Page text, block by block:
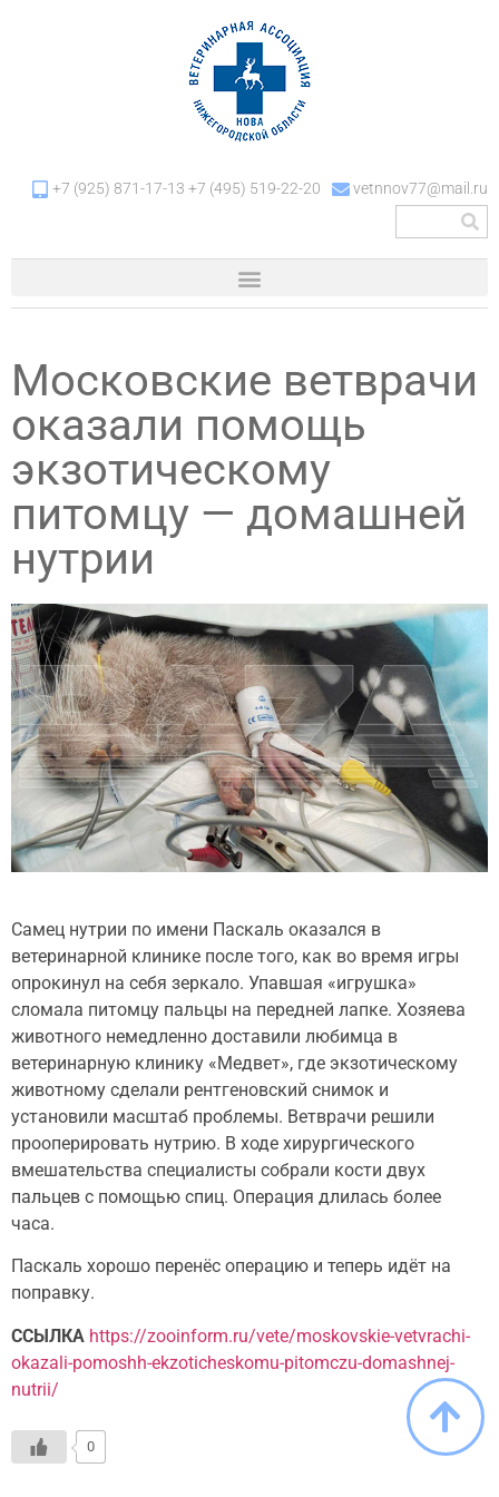
+7 (925) 871-17-13 +7 (495) 519-22-20 vetnnov77@mail.ru
Московские ветврачи
оказали помощь
экзотическому
питомцу — домашней
нутрии
Самец нутрии по имени Паскаль оказался в
ветеринарной клинике после того, как во время игры
опрокинул на себя зеркало. Упавшая «игрушка»
сломала питомцу пальцы на передней лапке. Хозяева
животного немедленно доставили любимца в
ветеринарную клинику «Медвет», где экзотическому
животному сделали рентгеновский снимок и
установили масштаб проблемы. Ветврачи решили
прооперировать нутрию. В ходе хирургического
вмешательства специалисты собрали кости двух
пальцев с помощью спиц. Операция длилась более
часа.
Паскаль хорошо перенёс операцию и теперь идёт на
поправку.
ССЫЛКА https://zooinform.ru/vete/moskovskie-vetvrachi-
okazali-pomoshh-ekzoticheskomu-pitomczu-domashnej-
nutrii/
0